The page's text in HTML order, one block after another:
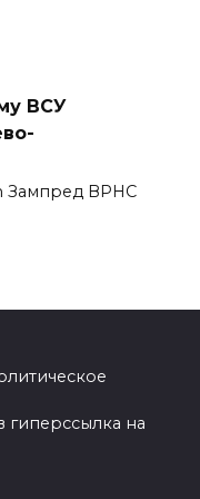
ВСУ
Зампред ВРНС
гиперссылка на